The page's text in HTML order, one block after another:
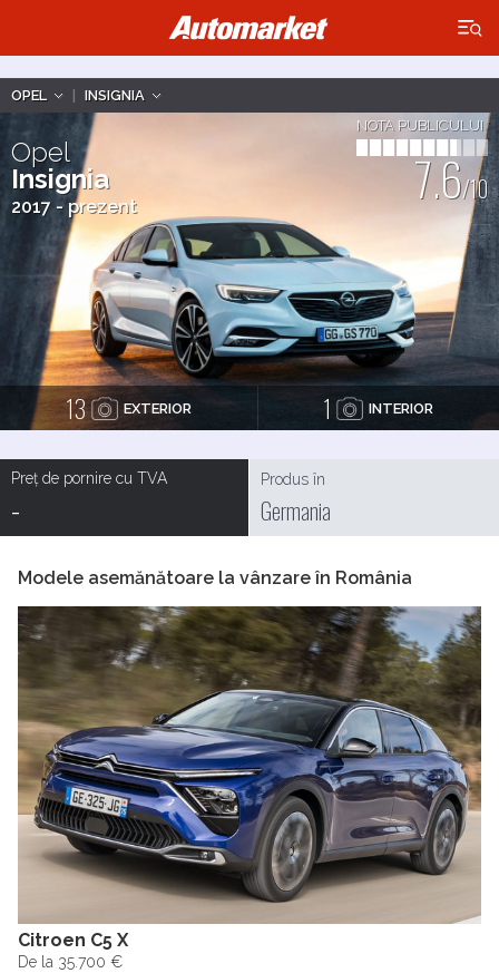
×
OPEL | INSIGNIA
Opel
Insignia
2017 - prezent
NOTA PUBLICULUI
7.6/10
13 EXTERIOR 1 INTERIOR
Preț de pornire cu TVA
-
Produs în
Germania
Modele asemănătoare la vânzare în România
Citroen C5 X
De la 35.700 €